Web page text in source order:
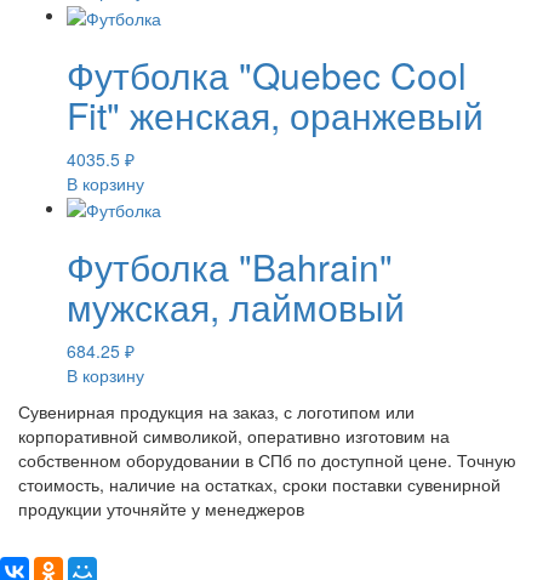
Футболка "Quebec Cool
Fit" женская, оранжевый
4035.5 ₽
В корзину
Футболка "Bahrain"
мужская, лаймовый
684.25 ₽
В корзину
Сувенирная продукция на заказ, с логотипом или
корпоративной символикой, оперативно изготовим на
собственном оборудовании в СПб по доступной цене. Точную
стоимость, наличие на остатках, сроки поставки сувенирной
продукции уточняйте у менеджеров